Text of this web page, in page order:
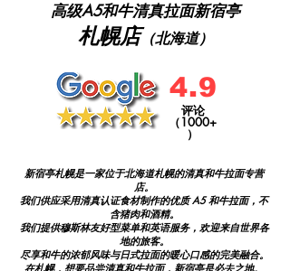
高级A5和牛清真拉面新宿亭
札幌店（北海道）
4.9
评论
（1000+
）
新宿亭札幌是一家位于北海道札幌的清真和牛拉面专营
店。
我们供应采用清真认证食材制作的优质 A5 和牛拉面，不
含猪肉和酒精。
我们提供穆斯林友好型菜单和英语服务，欢迎来自世界各
地的旅客。
尽享和牛的浓郁风味与日式拉面的暖心口感的完美融合。
在札幌，想要品尝清真和牛拉面，新宿亭是必去之地。